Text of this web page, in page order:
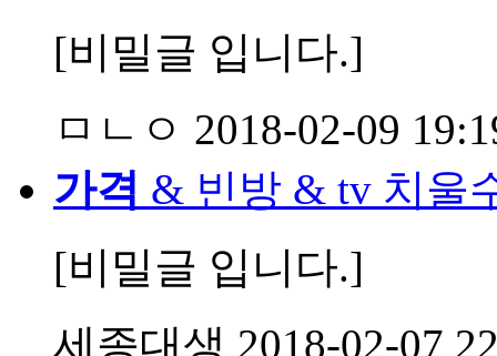
[비밀글 입니다.]
ㅁㄴㅇ 2018-02-09
가격 & 빈방 & tv 치울
[비밀글 입니다.]
세종대생 2018-02-07